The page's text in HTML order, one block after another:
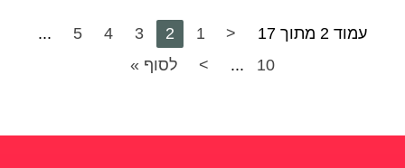
עמוד 2 מתוך 17 <
1
2
3
4
5
...
10
...
> לסוף »